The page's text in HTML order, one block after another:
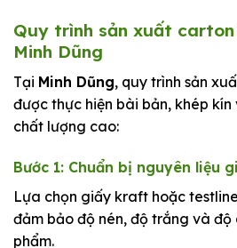
Quy trình sản xuất
Minh Dũng
Tại Minh Dũng, quy trình sản
được thực hiện bài bản, khép
chất lượng cao:
Bước 1: Chuẩn bị nguyên liệu
Lựa chọn giấy kraft hoặc
đảm bảo độ nén, độ trắng và
phẩm.